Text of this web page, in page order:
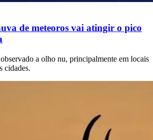
de meteoros vai atingir o pico
a olho nu, principalmente em locais
cidades.